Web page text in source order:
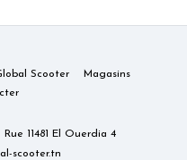
Scooter
Magasins
Rue 11481 El Ouerdia 4
scooter.tn